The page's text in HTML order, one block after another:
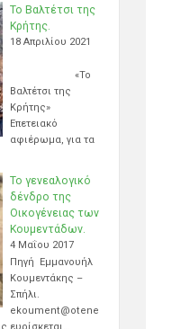
Το Βαλτέτσι της
Κρήτης.
18 Απριλίου 2021
«Το
Βαλτέτσι της
Κρήτης»
Επετειακό
αφιέρωμα, για τα
Το γενεαλογικό
δένδρο της
Οικογένειας των
Κουμεντάδων.
4 Μαΐου 2017
Πηγή Εμμανουήλ
Κουμεντάκης –
Σπήλι.
ekoument@otene